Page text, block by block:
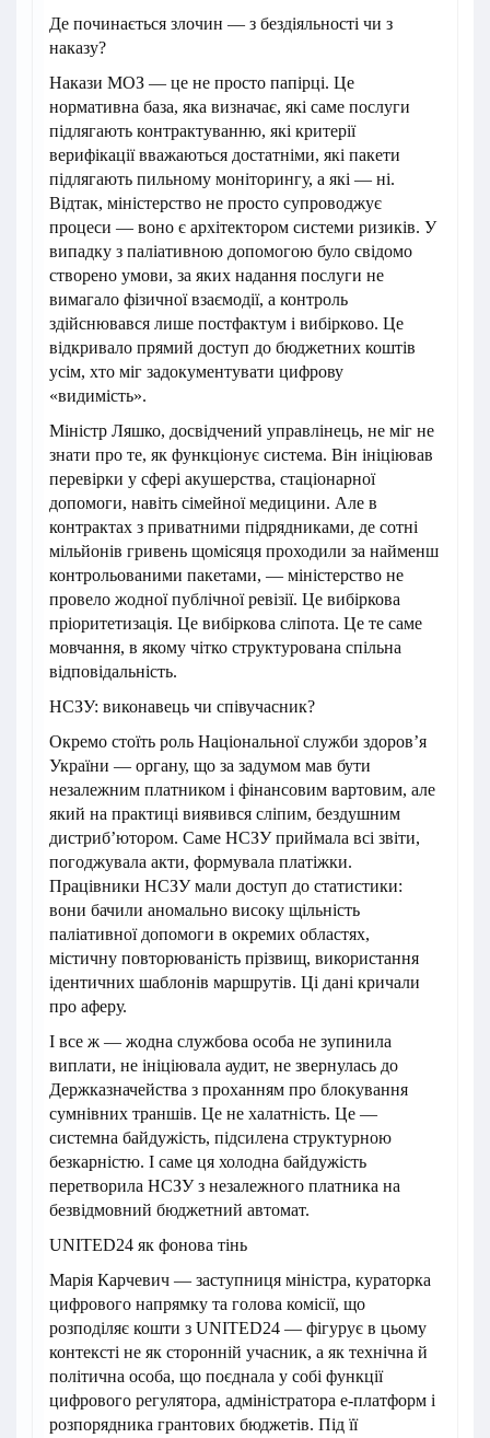
Де починається злочин — з бездіяльності чи з
наказу?
Накази МОЗ — це не просто папірці. Це
нормативна база, яка визначає, які саме послуги
підлягають контрактуванню, які критерії
верифікації вважаються достатніми, які пакети
підлягають пильному моніторингу, а які — ні.
Відтак, міністерство не просто супроводжує
процеси — воно є архітектором системи ризиків. У
випадку з паліативною допомогою було свідомо
створено умови, за яких надання послуги не
вимагало фізичної взаємодії, а контроль
здійснювався лише постфактум і вибірково. Це
відкривало прямий доступ до бюджетних коштів
усім, хто міг задокументувати цифрову
«видимість».
Міністр Ляшко, досвідчений управлінець, не міг не
знати про те, як функціонує система. Він ініціював
перевірки у сфері акушерства, стаціонарної
допомоги, навіть сімейної медицини. Але в
контрактах з приватними підрядниками, де сотні
мільйонів гривень щомісяця проходили за найменш
контрольованими пакетами, — міністерство не
провело жодної публічної ревізії. Це вибіркова
пріоритетизація. Це вибіркова сліпота. Це те саме
мовчання, в якому чітко структурована спільна
відповідальність.
НСЗУ: виконавець чи співучасник?
Окремо стоїть роль Національної служби здоров’я
України — органу, що за задумом мав бути
незалежним платником і фінансовим вартовим, але
який на практиці виявився сліпим, бездушним
дистриб’ютором. Саме НСЗУ приймала всі звіти,
погоджувала акти, формувала платіжки.
Працівники НСЗУ мали доступ до статистики:
вони бачили аномально високу щільність
паліативної допомоги в окремих областях,
містичну повторюваність прізвищ, використання
ідентичних шаблонів маршрутів. Ці дані кричали
про аферу.
І все ж — жодна службова особа не зупинила
виплати, не ініціювала аудит, не звернулась до
Держказначейства з проханням про блокування
сумнівних траншів. Це не халатність. Це —
системна байдужість, підсилена структурною
безкарністю. І саме ця холодна байдужість
перетворила НСЗУ з незалежного платника на
безвідмовний бюджетний автомат.
UNITED24 як фонова тінь
Марія Карчевич — заступниця міністра, кураторка
цифрового напрямку та голова комісії, що
розподіляє кошти з UNITED24 — фігурує в цьому
контексті не як сторонній учасник, а як технічна й
політична особа, що поєднала у собі функції
цифрового регулятора, адміністратора е-платформ і
розпорядника грантових бюджетів. Під її